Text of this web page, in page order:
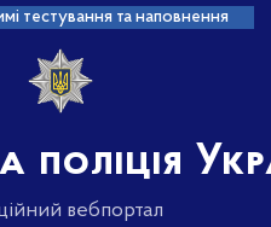
тестування та наповнення
поліція
вебпортал